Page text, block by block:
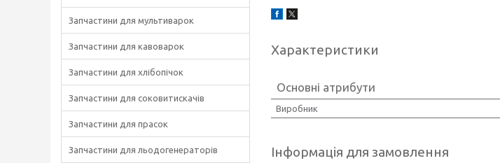
Характеристики
Основні атрибути
Виробник
Інформація для замовлення
Запчастини для мультиварок
Запчастини для кавоварок
Запчастини для хлібопічок
Запчастини для соковитискачів
Запчастини для прасок
Запчастини для льодогенераторів